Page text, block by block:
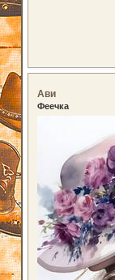
Ави
Феечка